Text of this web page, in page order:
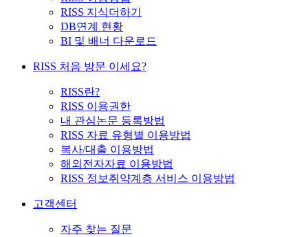
RISS 지식더하기
DB연계 현황
BI 및 배너 다운로드
RISS 처음 방문 이세요?
RISS란?
RISS 이용권한
내 관심논문 등록방법
RISS 자료 유형별 이용방법
복사/대출 이용방법
해외전자자료 이용방법
RISS 정보취약계층 서비스 이용방법
고객센터
자주 찾는 질문